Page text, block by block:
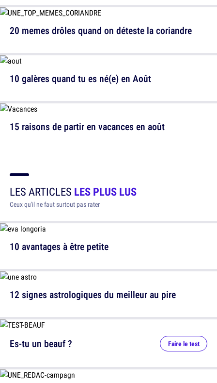
10 galères quand tu es né(e) en Août
20 memes drôles quand on déteste la coriandre
15 raisons de partir en vacances en août
LES ARTICLES LES PLUS LUS
Ceux qu'il ne faut surtout pas rater
10 avantages à être petite
12 signes astrologiques du meilleur au pire
Es-tu un beauf ? Faire le test